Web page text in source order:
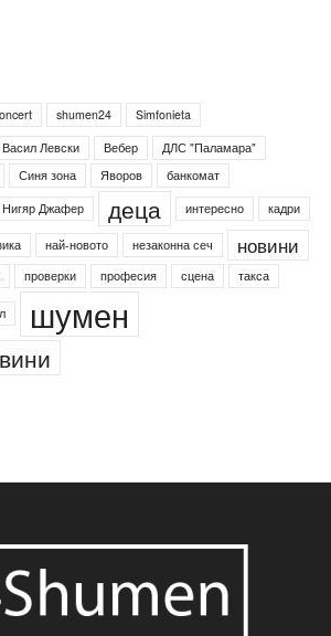
shumen24
Simfonieta
Васил Левски Вебер
ДЛС "Паламара"
Синя зона Яворов
банкомат
Нигяр Джафер деца интересно кадри
най-новото незаконна сеч новини
проверки професия сцена такса
шумен